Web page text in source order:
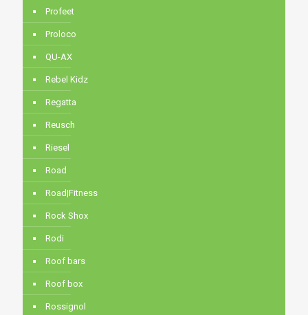
Profeet
Proloco
QU-AX
Rebel Kidz
Regatta
Reusch
Riesel
Road
Road|Fitness
Rock Shox
Rodi
Roof bars
Roof box
Rossignol